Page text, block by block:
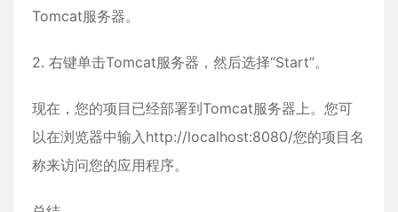
Tomcat服务器。
2. 右键单击Tomcat服务器，然后选择“Start”。
现在，您的项目已经部署到Tomcat服务器上。您可
以在浏览器中输入http://localhost:8080/您的项目名
称来访问您的应用程序。